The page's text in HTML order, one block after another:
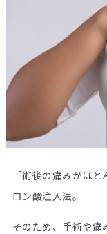
「術後の痛みがほ
ロン酸注入法。
そのため、手術や痛